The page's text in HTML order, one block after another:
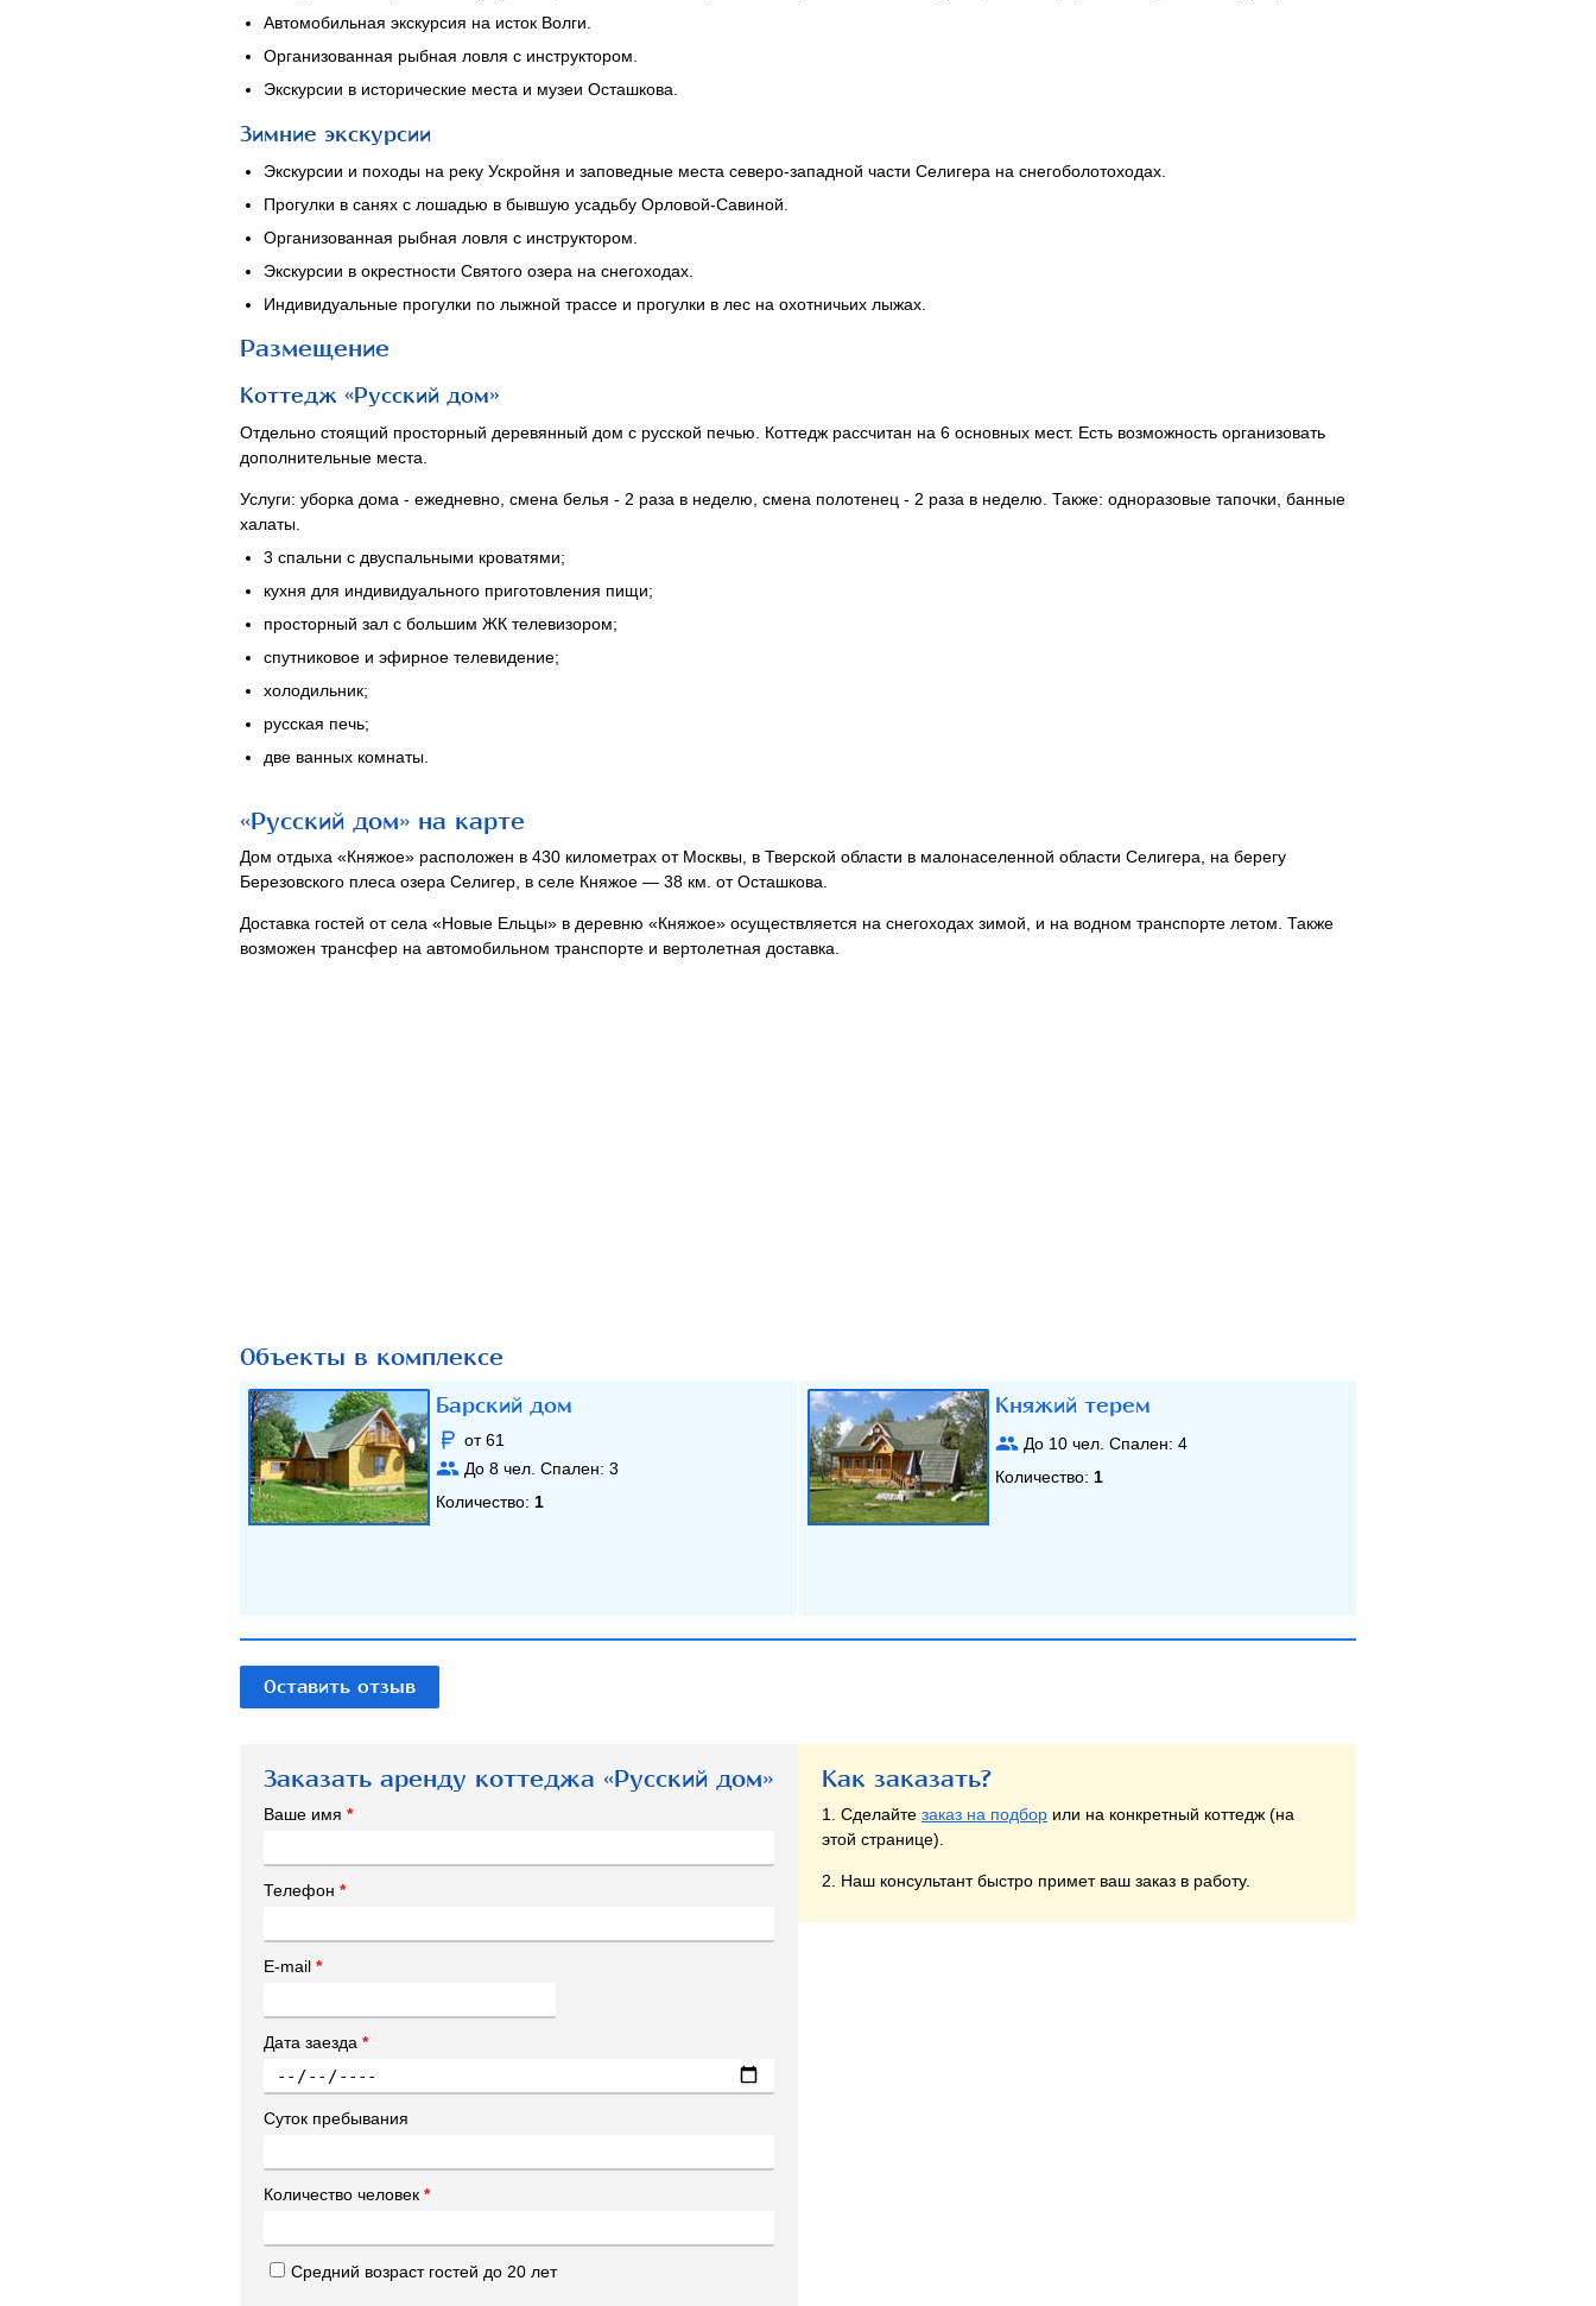
Автомобильная экскурсия на исток Волги.
Организованная рыбная ловля с инструктором.
Экскурсии в исторические места и музеи Осташкова.
Зимние экскурсии
Экскурсии и походы на реку Ускройня и заповедные места северо-западной части Селигера на снегоболотоходах.
Прогулки в санях с лошадью в бывшую усадьбу Орловой-Савиной
Организованная рыбная ловля с инструктором.
Экскурсии в окрестности Святого озера на снегоходах.
Индивидуальные прогулки по лыжной трассе и прогулки в лес на охотничьих лыжах.
Размещение
Коттедж «Русский дом»
Отдельно стоящий просторный деревянный дом с русской печью. Коттедж рассчитан на 6 основных мест. Есть возможность организовать
дополнительные места.
Услуги: уборка дома - ежедневно, смена белья - 2 раза в неделю, смена полотенец - 2 раза в неделю. Также: одноразовые тапочки, банные
халаты.
3 спальни с двуспальными кроватями;
кухня для индивидуального приготовления пищи;
просторный зал с большим ЖК телевизором;
спутниковое и эфирное телевидение;
холодильник;
русская печь;
две ванных комнаты.
«Русский дом» на карте
Дом отдыха «Княжое» расположен в 430 километрах от Москвы, в Тверской области в малонаселенной области Селигера, на берегу
Березовского плеса озера Селигер, в селе Княжое — 38 км. от Осташкова.
Доставка гостей от села «Новые Ельцы» в деревню «Княжое» осуществляется на снегоходах зимой, и на водном транспорте летом. Также
возможен трансфер на автомобильном транспорте и вертолетная доставка.
Объекты в комплексе
Барский дом
от 61
До 8 чел. Спален: 3
Количество: 1
Княжий терем
До 10 чел. Спален: 4
Количество: 1
Оставить отзыв
Как заказать?
1. Сделайте заказ на подбор или на конкретный коттедж (на
этой странице).
2. Наш консультант быстро примет ваш заказ в работу.
Заказать аренду коттеджа «Русский дом»
Ваше имя *
Телефон *
E-mail *
Дата заезда *
Суток пребывания
Количество человек *
Средний возраст гостей до 20 лет